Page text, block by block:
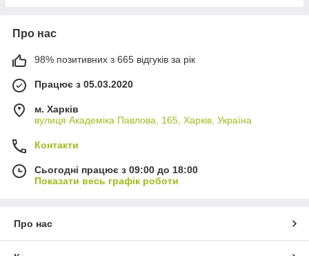
Про нас
98% позитивних з 665 відгуків за рік
Працює з 05.03.2020
м. Харків
вулиця Академіка Павлова, 165, Харків, Україна
Контакти
Сьогодні працює з 09:00 до 18:00
Показати весь графік роботи
Про нас